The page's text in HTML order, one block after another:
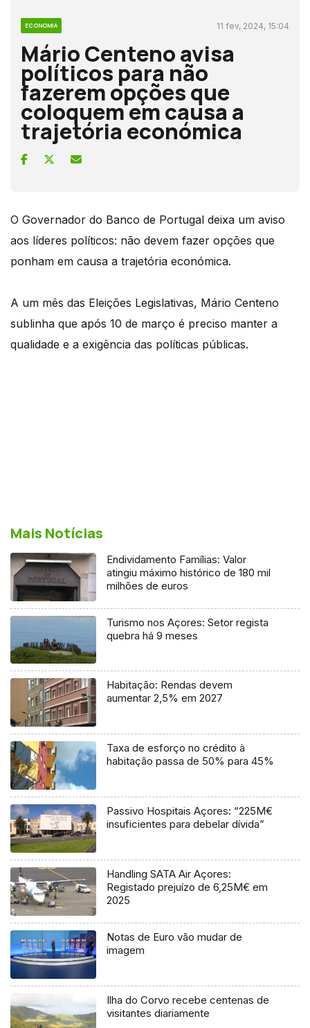
ECONOMIA 11 fev, 2024, 15:04
Mário Centeno avisa
políticos para não
fazerem opções que
coloquem em causa a
trajetória económica
O Governador do Banco de Portugal deixa um aviso
aos líderes políticos: não devem fazer opções que
ponham em causa a trajetória económica.
A um mês das Eleições Legislativas, Mário Centeno
sublinha que após 10 de março é preciso manter a
qualidade e a exigência das políticas públicas.
Mais Notícias
Endividamento Famílias: Valor
atingiu máximo histórico de 180 mil
milhões de euros
Turismo nos Açores: Setor regista
quebra há 9 meses
Habitação: Rendas devem
aumentar 2,5% em 2027
Taxa de esforço no crédito à
habitação passa de 50% para 45%
Passivo Hospitais Açores: “225M€
insuficientes para debelar dívida”
Handling SATA Air Açores:
Registado prejuízo de 6,25M€ em
2025
Notas de Euro vão mudar de
imagem
Ilha do Corvo recebe centenas de
visitantes diariamente